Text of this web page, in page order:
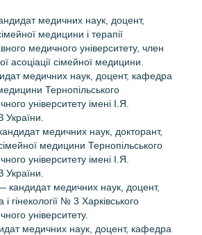
медичних наук, доцент,
медицини і терапії
медичного університету, член
асоціації сімейної медицини.
медичних наук, доцент, кафедра
Тернопільського
університету імені I.Я.
медичних наук, докторант,
медицини Тернопільського
університету імені I.Я.
кандидат медичних наук, доцент,
гінекології № 3 Харківського
університету.
медичних наук, доцент, кафедра